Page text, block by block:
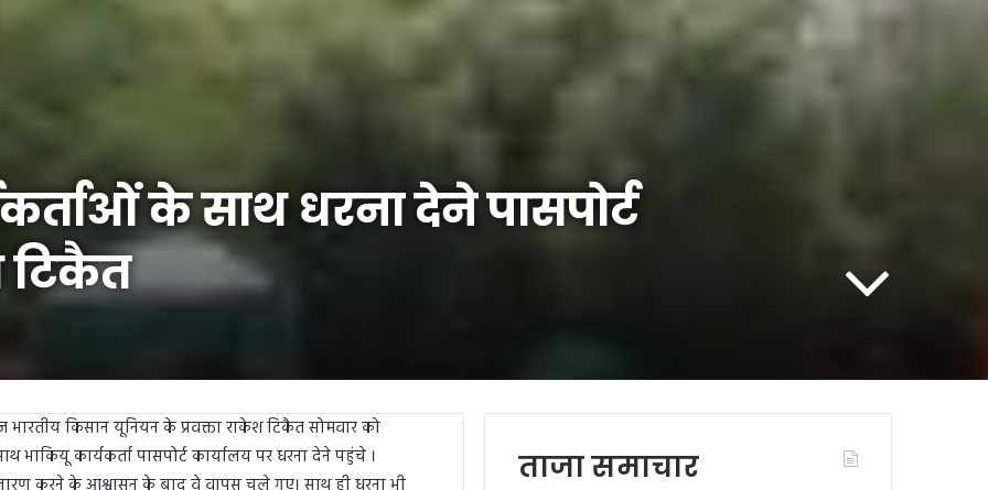
के साथ धरना देने पासपोर्ट
टिकैत
भारतीय किसान यूनियन के प्रवक्ता राकेश टिकैत सोमवार को
भाकियू कार्यकर्ता पासपोर्ट कार्यालय पर धरना देने पहुंचे ।
ताजा समाचार